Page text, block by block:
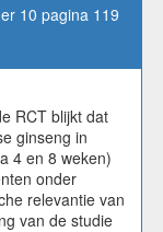
10 pagina 119
RCT blijkt dat
ginseng in
4 en 8 weken)
onder
relevantie van
van de studie